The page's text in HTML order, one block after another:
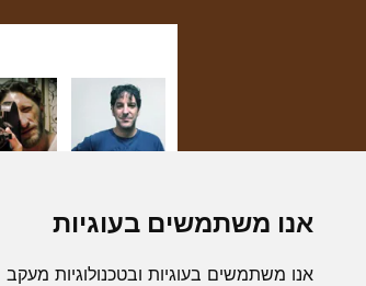
אנו משתמשים בעוגיות
אנו משתמשים בעוגיות ובטכנולוגיות מעקב